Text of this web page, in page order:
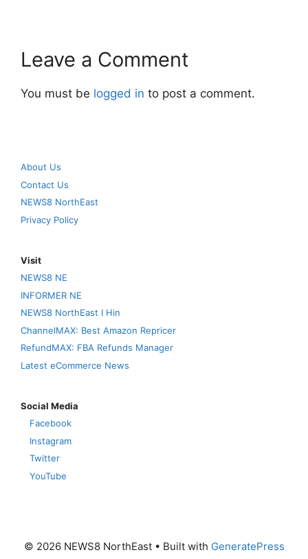
Leave a Comment
You must be logged in to post a comment.
About Us
Contact Us
NEWS8 NorthEast
Privacy Policy
Visit
NEWS8 NE
INFORMER NE
NEWS8 NorthEast I Hin
ChannelMAX: Best Amazon Repricer
RefundMAX: FBA Refunds Manager
Latest eCommerce News
Social Media
Facebook
Instagram
Twitter
YouTube
© 2026 NEWS8 NorthEast• Built with GeneratePress